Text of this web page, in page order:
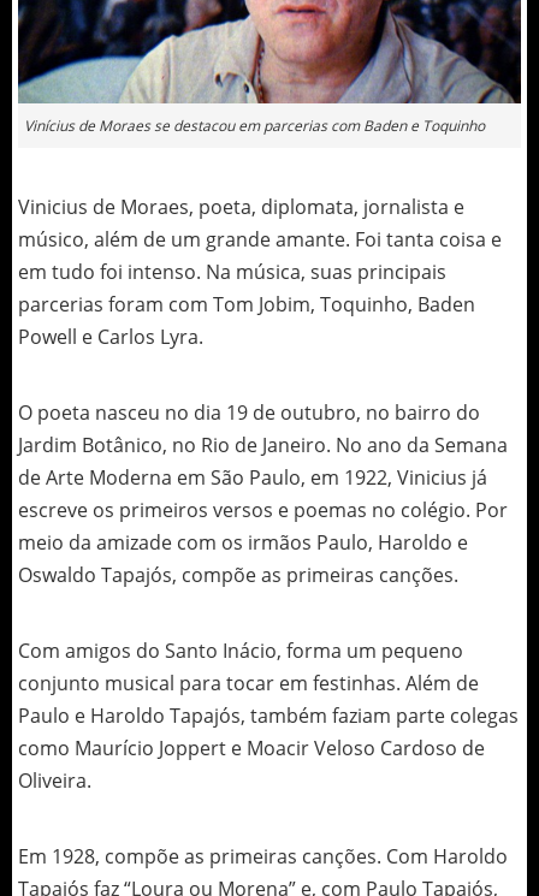
Vinícius de Moraes se destacou em parcerias com Baden e Toquinho
Vinicius de Moraes, poeta, diplomata, jornalista e
músico, além de um grande amante. Foi tanta coisa e
em tudo foi intenso. Na música, suas principais
parcerias foram com Tom Jobim, Toquinho, Baden
Powell e Carlos Lyra.
O poeta nasceu no dia 19 de outubro, no bairro do
Jardim Botânico, no Rio de Janeiro. No ano da Semana
de Arte Moderna em São Paulo, em 1922, Vinicius já
escreve os primeiros versos e poemas no colégio. Por
meio da amizade com os irmãos Paulo, Haroldo e
Oswaldo Tapajós, compõe as primeiras canções.
Com amigos do Santo Inácio, forma um pequeno
conjunto musical para tocar em festinhas. Além de
Paulo e Haroldo Tapajós, também faziam parte colegas
como Maurício Joppert e Moacir Veloso Cardoso de
Oliveira.
Em 1928, compõe as primeiras canções. Com Haroldo
Tapajós faz “Loura ou Morena” e, com Paulo Tapajós,